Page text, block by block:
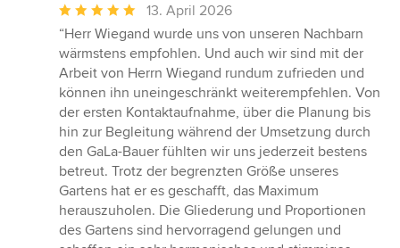
Durchschnittliche
Bewertung:
5
von
5
Sternen
13. April 2026
“Herr Wiegand wurde uns von unseren Nachbarn
wärmstens empfohlen. Und auch wir sind mit der
Arbeit von Herrn Wiegand rundum zufrieden und
können ihn uneingeschränkt weiterempfehlen. Von
der ersten Kontaktaufnahme, über die Planung bis
hin zur Begleitung während der Umsetzung durch
den GaLa-Bauer fühlten wir uns jederzeit bestens
betreut. Trotz der begrenzten Größe unseres
Gartens hat er es geschafft, das Maximum
herauszuholen. Die Gliederung und Proportionen
des Gartens sind hervorragend gelungen und